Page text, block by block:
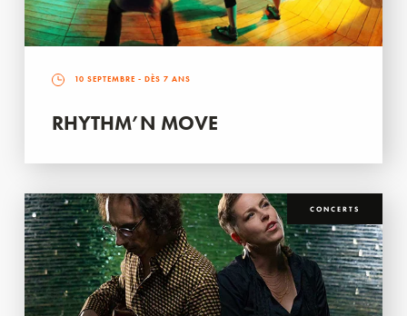
10 SEPTEMBRE - DÈS 7 ANS
RHYTHM’N MOVE
CONCERTS